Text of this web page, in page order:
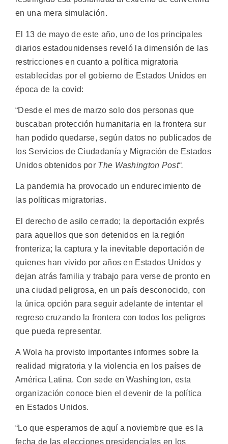
en una mera simulación.
El 13 de mayo de este año, uno de los principales
diarios estadounidenses reveló la dimensión de las
restricciones en cuanto a política migratoria
establecidas por el gobierno de Estados Unidos en
época de la covid:
“Desde el mes de marzo solo dos personas que
buscaban protección humanitaria en la frontera sur
han podido quedarse, según datos no publicados de
los Servicios de Ciudadanía y Migración de Estados
Unidos obtenidos por The Washington Post“.
La pandemia ha provocado un endurecimiento de
las políticas migratorias.
El derecho de asilo cerrado; la deportación exprés
para aquellos que son detenidos en la región
fronteriza; la captura y la inevitable deportación de
quienes han vivido por años en Estados Unidos y
dejan atrás familia y trabajo para verse de pronto en
una ciudad peligrosa, en un país desconocido, con
la única opción para seguir adelante de intentar el
regreso cruzando la frontera con todos los peligros
que pueda representar.
A Wola ha provisto importantes informes sobre la
realidad migratoria y la violencia en los países de
América Latina. Con sede en Washington, esta
organización conoce bien el devenir de la política
en Estados Unidos.
“Lo que esperamos de aquí a noviembre que es la
fecha de las elecciones presidenciales en los